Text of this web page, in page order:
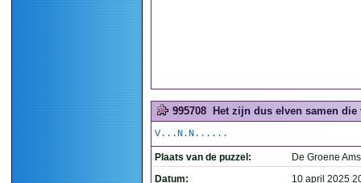
995708 Het zijn dus elven samen
V...N.N......
Plaats van de puzzel:
De Groene
Datum:
10 april 2025